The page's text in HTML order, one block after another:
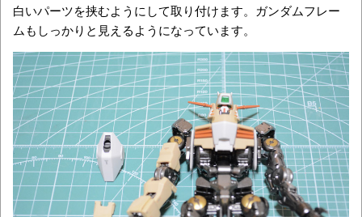
白いパーツを挟むようにして取り付けます。ガンダムフレー
ムもしっかりと見えるようになっています。